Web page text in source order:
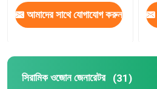
আমাদের সাথে যোগাযোগ করুন
সিরামিক ওজোন জেনারেটর (31)